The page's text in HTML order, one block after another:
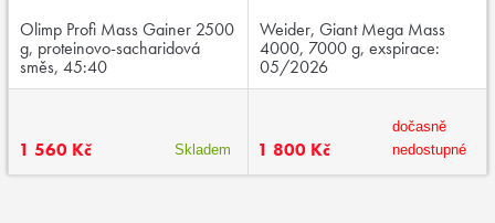
Olimp Profi Mass Gainer 2500
g, proteinovo-sacharidová
směs, 45:40
1 560 Kč Skladem
Weider, Giant Mega Mass
4000, 7000 g, exspirace:
05/2026
1 800 Kč
dočasně
nedostupné